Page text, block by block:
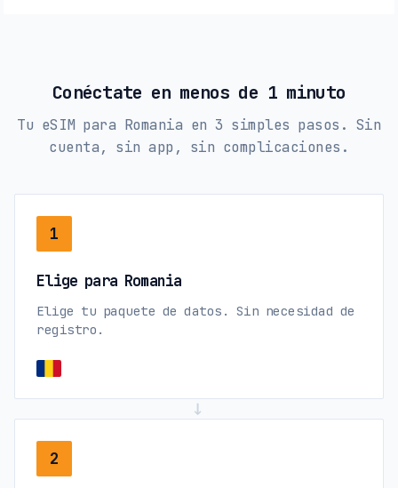
Conéctate en menos de 1 minuto
Tu eSIM para Romania en 3 simples pasos. Sin
cuenta, sin app, sin complicaciones.
1
Elige para Romania
Elige tu paquete de datos. Sin necesidad de
registro.
2